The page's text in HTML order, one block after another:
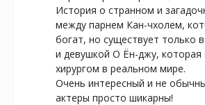
История о странном и
между парнем Кан-чхолем,
богат, но существует только
и девушкой О Ён-джу, которая
хирургом в реальном мире.
Очень интересный и не
актеры просто шикарны!